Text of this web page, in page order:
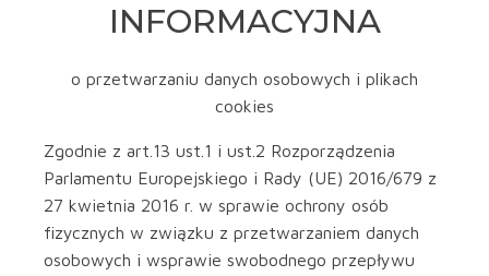
INFORMACYJNA
o przetwarzaniu danych osobowych i plikach
cookies
Zgodnie z art.13 ust.1 i ust.2 Rozporządzenia
Parlamentu Europejskiego i Rady (UE) 2016/679 z
27 kwietnia 2016 r. w sprawie ochrony osób
fizycznych w związku z przetwarzaniem danych
osobowych i wsprawie swobodnego przepływu